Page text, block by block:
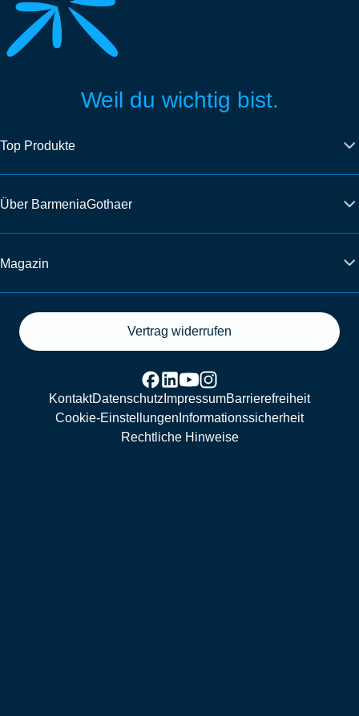
Weil du wichtig bist.
Top Produkte
Über BarmeniaGothaer
Magazin
Vertrag widerrufen
KontaktDatenschutz ImpressumBarrierefreiheit
Cookie-Einstellungen Informationssicherheit
Rechtliche Hinweise